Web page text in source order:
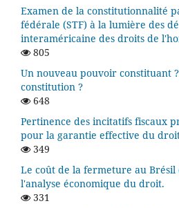
Examen de la constitutionnalité
fédérale (STF) à la lumière des
interaméricaine des droits de
805
Un nouveau pouvoir constituant
constitution ?
648
Pertinence des incitatifs fiscaux
pour la garantie effective du
349
Le coût de la fermeture au
l'analyse économique du droit.
331